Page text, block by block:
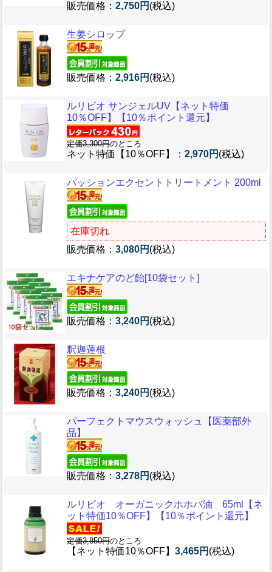
販売価格： 2,750円 (税込)
生姜シロップ
販売価格： 2,916円 (税込)
ルリビオ サンジェルUV【ネット特価
10％OFF】【10％ポイント還元】
定価3,300円のところ
ネット特価【10％OFF】： 2,970円 (税込)
パッションエクセントトリートメント 200ml
在庫切れ
販売価格： 3,080円 (税込)
エキナケアのど飴[10袋セット]
販売価格： 3,240円 (税込)
釈迦蓮根
販売価格： 3,240円 (税込)
パーフェクトマウスウォッシュ【医薬部外
品】
販売価格： 3,278円 (税込)
ルリビオ オーガニックホホバ油 65ml【ネ
ット特価10％OFF】【10％ポイント還元】
定価3,850円のところ
【ネット特価10％OFF】 3,465円 (税込)